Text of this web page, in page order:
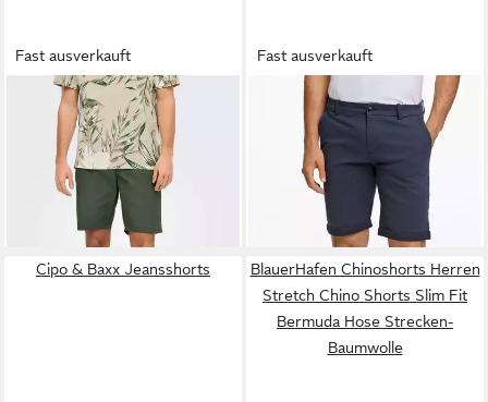
Fast ausverkauft
ONLY & SONS
Chinoshorts
ONSKAL CHINO 0287
SHORTS CS
ab 15,42 € UVP29,99 €
Fast ausverkauft
LINDBERGHChinoshorts mit
Stretch
ab 42,99 €
Cipo & Baxx Jeansshorts
BlauerHafen Chinoshorts Herren
Stretch Chino Shorts Slim Fit
Bermuda Hose Strecken-
Baumwolle